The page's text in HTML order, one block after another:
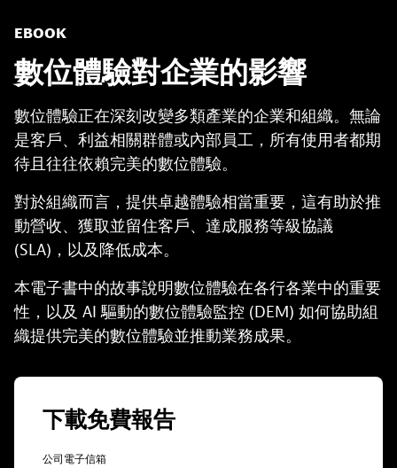
EBOOK
數位體驗對企業的影響
數位體驗正在深刻改變多類產業的企業和組織。無論
是客戶、利益相關群體或內部員工，所有使用者都期
待且往往依賴完美的數位體驗。
對於組織而言，提供卓越體驗相當重要，這有助於推
動營收、獲取並留住客戶、達成服務等級協議
(SLA)，以及降低成本。
本電子書中的故事說明數位體驗在各行各業中的重要
性，以及 AI 驅動的數位體驗監控 (DEM) 如何協助組
織提供完美的數位體驗並推動業務成果。
下載免費報告
公司電子信箱